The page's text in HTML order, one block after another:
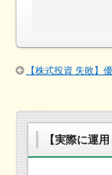
【株式投資 失敗】
【実際に運